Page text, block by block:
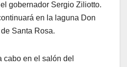
gobernador Sergio Ziliotto.
en la laguna Don
Santa Rosa.
cabo en el salón del